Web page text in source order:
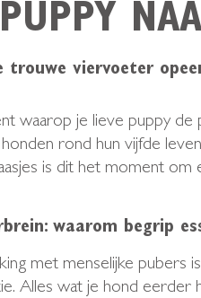
trouwe viervoeter
waarop je lieve puppy de
rond hun vijfde
is dit het moment om
waarom begrip
met menselijke pubers
Alles wat je hond